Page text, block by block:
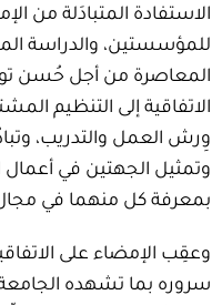
الاستفادة المتبادَلة من
للمؤسستين، والدراسة
المعاصرة من أجل حُسن
الاتفاقية إلى التنظيم
وِرش العمل والتدريب،
وتمثيل الجهتين في أعمال
بمعرفة كل منهما في
وعقِب الإمضاء على
سروره بما تشهده